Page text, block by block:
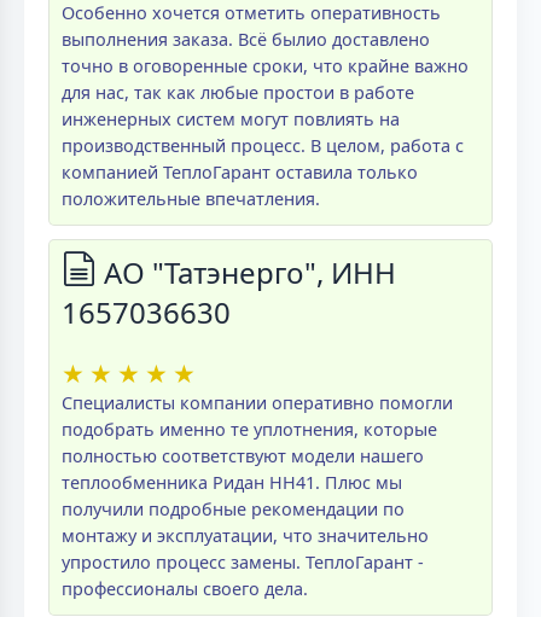
Особенно хочется отметить оперативность
выполнения заказа. Всё былио доставлено
точно в оговоренные сроки, что крайне важно
для нас, так как любые простои в работе
инженерных систем могут повлиять на
производственный процесс. В целом, работа с
компанией ТеплоГарант оставила только
положительные впечатления.
АО "Татэнерго", ИНН
1657036630
★ ★ ★ ★ ★
Специалисты компании оперативно помогли
подобрать именно те уплотнения, которые
полностью соответствуют модели нашего
теплообменника Ридан НН41. Плюс мы
получили подробные рекомендации по
монтажу и эксплуатации, что значительно
упростило процесс замены. ТеплоГарант -
профессионалы своего дела.